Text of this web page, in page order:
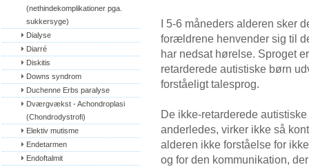
(nethindekomplikationer pga.
sukkersyge)
Dialyse
Diarré
Diskitis
Downs syndrom
Duchenne Erbs paralyse
Dværgvækst - Achondroplasi
(Chondrodystrofi)
Elektiv mutisme
Endetarmen
Endoftalmit
I 5-6 måneders alderen sker
forældrene henvender sig til
har nedsat hørelse. Sproget
retarderede autistiske børn
forståeligt talesprog.
De ikke-retarderede
anderledes, virker ikke så
alderen ikke forståelse for
og for den kommunikation,